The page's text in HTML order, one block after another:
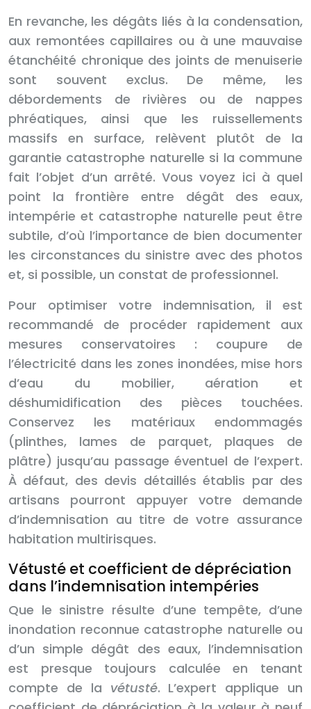
En revanche, les dégâts liés à la condensation,
aux remontées capillaires ou à une mauvaise
étanchéité chronique des joints de menuiserie
sont souvent exclus. De même, les
débordements de rivières ou de nappes
phréatiques, ainsi que les ruissellements
massifs en surface, relèvent plutôt de la
garantie catastrophe naturelle si la commune
fait l’objet d’un arrêté. Vous voyez ici à quel
point la frontière entre dégât des eaux,
intempérie et catastrophe naturelle peut être
subtile, d’où l’importance de bien documenter
les circonstances du sinistre avec des photos
et, si possible, un constat de professionnel.
Pour optimiser votre indemnisation, il est
recommandé de procéder rapidement aux
mesures conservatoires : coupure de
l’électricité dans les zones inondées, mise hors
d’eau du mobilier, aération et
déshumidification des pièces touchées.
Conservez les matériaux endommagés
(plinthes, lames de parquet, plaques de
plâtre) jusqu’au passage éventuel de l’expert.
À défaut, des devis détaillés établis par des
artisans pourront appuyer votre demande
d’indemnisation au titre de votre assurance
habitation multirisques.
Vétusté et coefficient de dépréciation
dans l’indemnisation intempéries
Que le sinistre résulte d’une tempête, d’une
inondation reconnue catastrophe naturelle ou
d’un simple dégât des eaux, l’indemnisation
est presque toujours calculée en tenant
compte de la vétusté. L’expert applique un